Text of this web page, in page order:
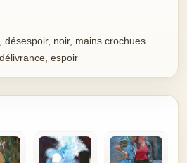
désespoir, noir, mains crochues
espoir